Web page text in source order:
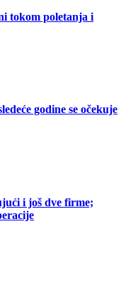
tokom poletanja i
godine se očekuje
i još dve firme;